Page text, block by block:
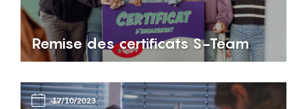
Remise des certificats S-Team
17/10/2023